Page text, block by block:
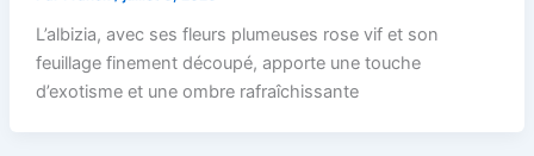
L’albizia, avec ses fleurs plumeuses rose vif et son
feuillage finement découpé, apporte une touche
d’exotisme et une ombre rafraîchissante